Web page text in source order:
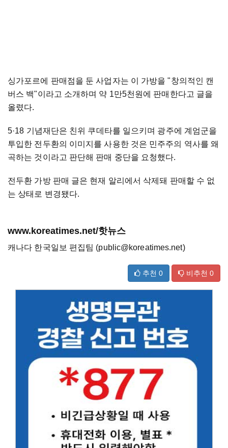
싱가포르에 판매점을 둔 사업자는 이 가방을 "창의적인 캔
버스 백"이라고 소개하며 약 1만5천원에 판매한다고 글을
올렸다.
5·18 기념재단은 친위 쿠데타를 일으키며 광주에 계엄군을
투입한 전두환의 이미지를 사용한 것은 민주주의 역사를 왜
곡하는 것이라고 판단해 판매 중단을 요청했다.
전두환 가방 판매 글은 현재 알리에서 삭제돼 판매할 수 없
는 상태로 변경됐다.
www.koreatimes.net/핫뉴스
캐나다 한국일보 편집팀 (public@koreatimes.net)
추천 0 비추천 0